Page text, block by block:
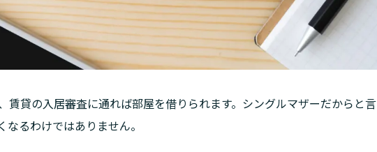
賃貸の入居審査に通れば部屋を借りられます。シングルマザーだからと言
るわけではありません。